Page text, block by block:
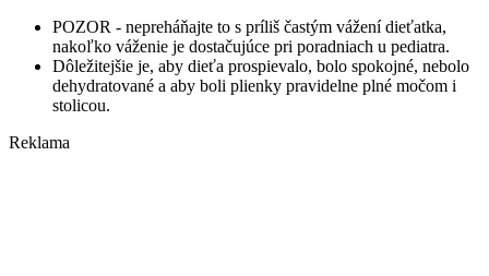
POZOR - nepreháňajte to s príliš častým vážení dieťatka,
nakoľko váženie je dostačujúce pri poradniach u pediatra.
Dôležitejšie je, aby dieťa prospievalo, bolo spokojné, nebolo
dehydratované a aby boli plienky pravidelne plné močom i
stolicou.
Reklama